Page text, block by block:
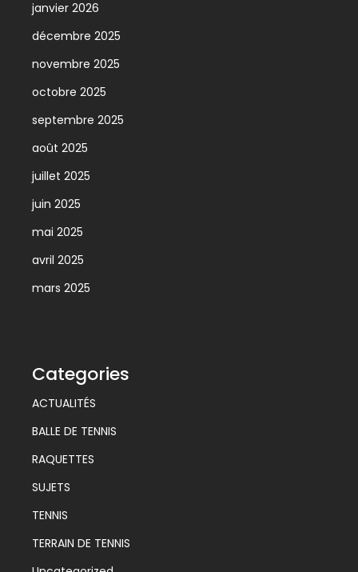
janvier 2026
décembre 2025
novembre 2025
octobre 2025
septembre 2025
août 2025
juillet 2025
juin 2025
mai 2025
avril 2025
mars 2025
Categories
ACTUALITÉS
BALLE DE TENNIS
RAQUETTES
SUJETS
TENNIS
TERRAIN DE TENNIS